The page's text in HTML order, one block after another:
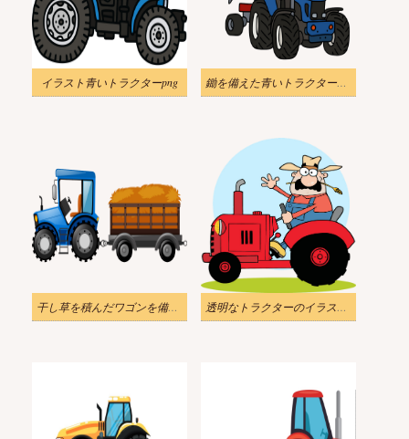
イラスト青いトラクターpng 鋤を備えた青いトラクターのイラストpng透明
干し草を積んだワゴンを備えた青いトラクターのイラストpng透明 透明なトラクターのイラスト漫画農家